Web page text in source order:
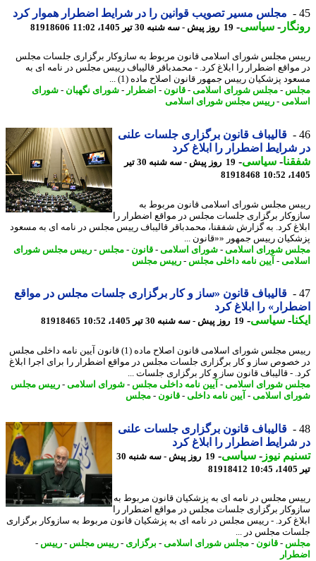
مجلس مسیر تصویب قوانین را در شرایط اضطرار هموار کرد
-سیاسی-19 روز پیش - سه شنبه 30 تیر 1405، 11:02 81918606
مجلس شورای اسلامی قانون مربوط به سازوکار برگزاری جلسات مجلس
اضطرار را ابلاغ کرد. - محمدباقر قالیباف رییس مجلس در نامه ای به
پزشکیان رییس جمهور قانون اصلاح ماده (1) ...
-مجلس شورای اسلامی-قانون-اضطرار- شورای نگهبان-شورای
-رییس مجلس شورای اسلامی
قالیباف قانون برگزاری جلسات علنی
شرایط اضطرار را ابلاغ کرد
-سیاسی-
19 روز پیش - سه شنبه 30 تیر
81918468
مجلس شورای اسلامی قانون مربوط به
برگزاری جلسات مجلس در مواقع اضطرار را
کرد. به گزارش شفقنا، محمدباقر قالیباف رییس مجلس در نامه ای به مسعود
رییس جمهور ««قانون ...
شورای اسلامی-شورای اسلامی-قانون-مجلس-رییس مجلس شورای
-آیین نامه داخلی مجلس-رییس مجلس
قالیباف قانون «ساز و کار برگزاری جلسات مجلس در مواقع
را ابلاغ کرد
-سیاسی-19 روز پیش - سه شنبه 30 تیر 1405، 10:52 81918465
رییس مجلس شورای اسلامی قانون اصلاح ماده (1) قانون آیین نامه داخلی مجلس
ساز و کار برگزاری جلسات مجلس در مواقع اضطرار را برای اجرا ابلاغ
- قالیباف قانون ساز و کار برگزاری جلسات ...
شورای اسلامی-آیین نامه داخلی مجلس-شورای اسلامی-رییس مجلس
اسلامی-آیین نامه داخلی -قانون-مجلس
قالیباف قانون برگزاری جلسات علنی
شرایط اضطرار را ابلاغ کرد
نیوز-سیاسی-
19 روز پیش - سه شنبه 30
81918412
مجلس در نامه ای به پزشکیان قانون مربوط به
برگزاری جلسات مجلس در مواقع اضطرار را
کرد. - رییس مجلس در نامه ای به پزشکیان قانون مربوط به سازوکار برگزاری
مجلس در ...
-قانون-مجلس شورای اسلامی-برگزاری - رییس مجلس-رییس -